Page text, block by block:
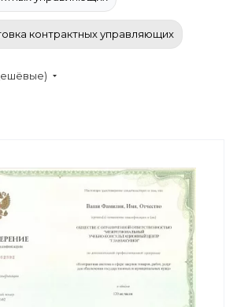
контрактных управляющих